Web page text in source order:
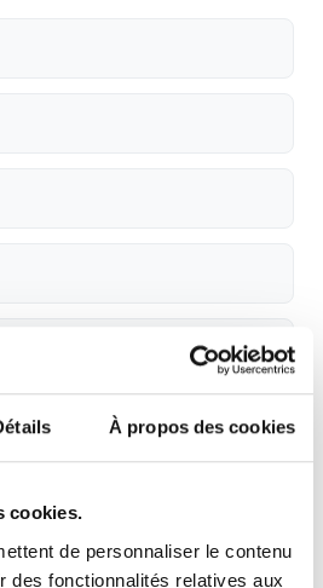
À propos des cookies
cookies.
de personnaliser le contenu
des fonctionnalités relatives aux
Terminale